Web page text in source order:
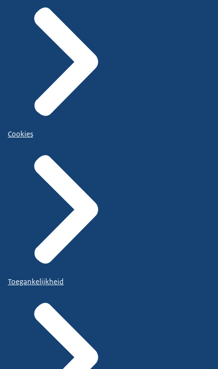
Cookies
Toegankelijkheid